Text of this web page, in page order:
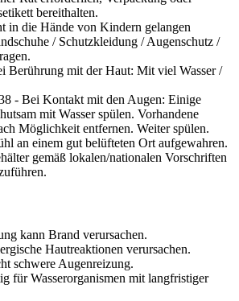
bereithalten.
in die Hände von Kindern gelangen
/ Schutzkleidung / Augenschutz /
Berührung mit der Haut: Mit viel Wasser /
- Bei Kontakt mit den Augen: Einige
mit Wasser spülen. Vorhandene
Möglichkeit entfernen. Weiter spülen.
an einem gut belüfteten Ort aufgewahren.
gemäß lokalen/nationalen Vorschriften
kann Brand verursachen.
Hautreaktionen verursachen.
schwere Augenreizung.
für Wasserorganismen mit langfristiger